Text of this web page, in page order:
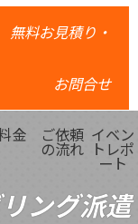
無料お見積り・
お問合せ
金 ご依頼
の流れ
イベン
トレポ
ート
ング派遣